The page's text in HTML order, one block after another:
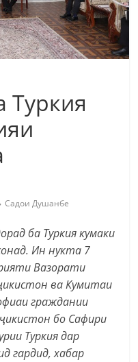
Туркия
Садои Душанбе
ба Туркия кумаки
Ин нукта 7
Вазорати
ва Кумитаи
граждании
бо Сафири
Туркия дар
гардид, хабар